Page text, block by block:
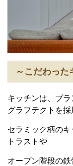
～こだわった
キッチンは、プ
グラフテクトを採
セラミック柄の
トラストや
オープン階段の